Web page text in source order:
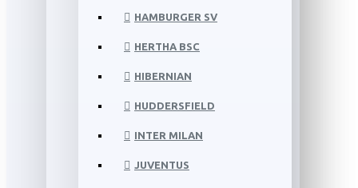
HAMBURGER SV
HERTHA BSC
HIBERNIAN
HUDDERSFIELD
INTER MILAN
JUVENTUS